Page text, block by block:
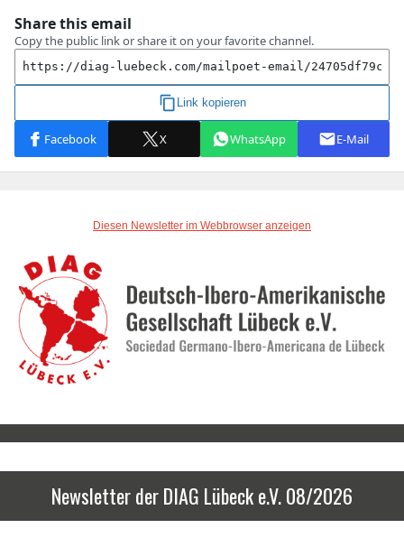
Diesen Newsletter im Webbrowser anzeigen
Newsletter der DIAG Lübeck e.V. 08/2026